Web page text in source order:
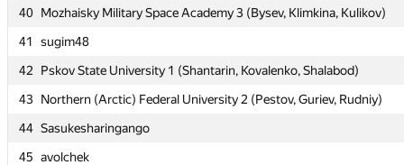
40 Mozhaisky Military Space Academy 3 (Bysev, Klimkina, Kulikov)
41
sugim48
42
Pskov State University 1 (Shantarin, Kovalenko, Shalabod)
43 Northern (Arctic) Federal University 2 (Pestov, Guriev, Rudniy)
44 Sasukesharingango
45 avolchek
40 Mozhaisky Military Space Academy 3 (Bysev, Klimkina, Kulikov)
41
sugim48
42
Pskov State University 1 (Shantarin, Kovalenko, Shalabod)
43 Northern (Arctic) Federal University 2 (Pestov, Guriev, Rudniy)
44 Sasukesharingango
45 avolchek